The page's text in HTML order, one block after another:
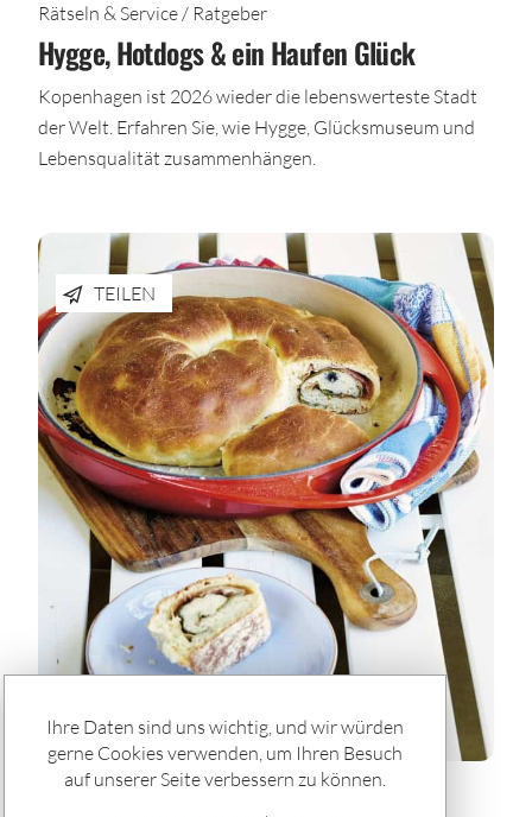
Rätseln & Service / Ratgeber
Hygge, Hotdogs & ein Haufen Glück
Kopenhagen ist 2026 wieder die lebenswerteste Stadt
der Welt. Erfahren Sie, wie Hygge, Glücksmuseum und
Lebensqualität zusammenhängen.
TEILEN
Rätseln & Service / Rezepte
Ihre Daten sind uns wichtig, und wir würden
gerne Cookies verwenden, um Ihren Besuch
auf unserer Seite verbessern zu können.